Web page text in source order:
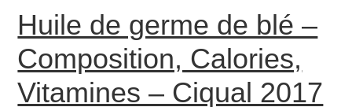
Huile de germe de blé –
Composition, Calories,
Vitamines – Ciqual 2017